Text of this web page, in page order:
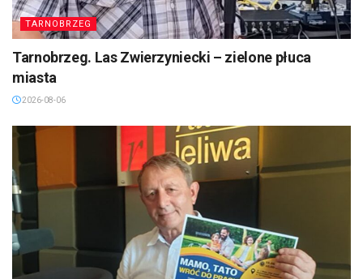
TARNOBRZEG
Tarnobrzeg. Las Zwierzyniecki – zielone płuca
miasta
2026-08-06